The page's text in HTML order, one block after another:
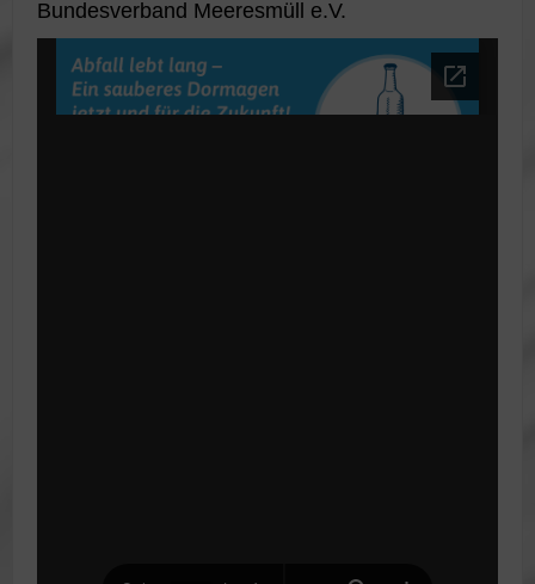
Bundesverband Meeresmüll e.V.